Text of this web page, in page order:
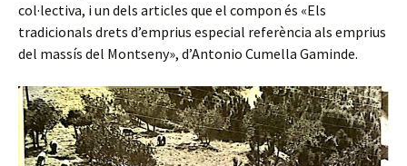
col·lectiva, i un dels articles que el compon és «Els
tradicionals drets d’emprius especial referència als emprius
del massís del Montseny», d’Antonio Cumella Gaminde.